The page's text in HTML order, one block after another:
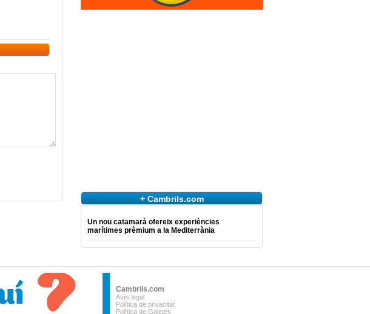
+ Cambrils.com
Un nou catamarà ofereix experiències
marítimes prèmium a la Mediterrània
Cambrils.com
Avís legal
Política de privacitat
Política de Galetes